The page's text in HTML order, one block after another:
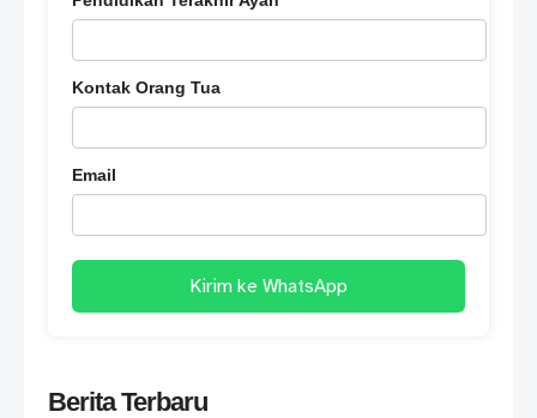
Kontak Orang Tua
Email
Kirim ke WhatsApp
Berita Terbaru